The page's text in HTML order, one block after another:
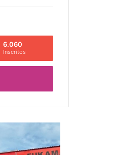
6.060
Inscritos